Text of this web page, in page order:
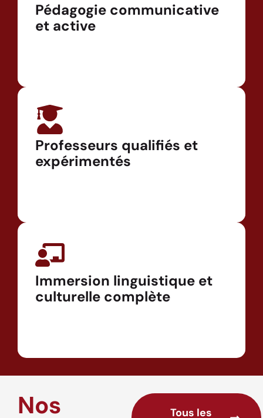
Pédagogie communicative
et active
Professeurs qualifiés et
expérimentés
Immersion linguistique et
culturelle complète
Nos Tous les